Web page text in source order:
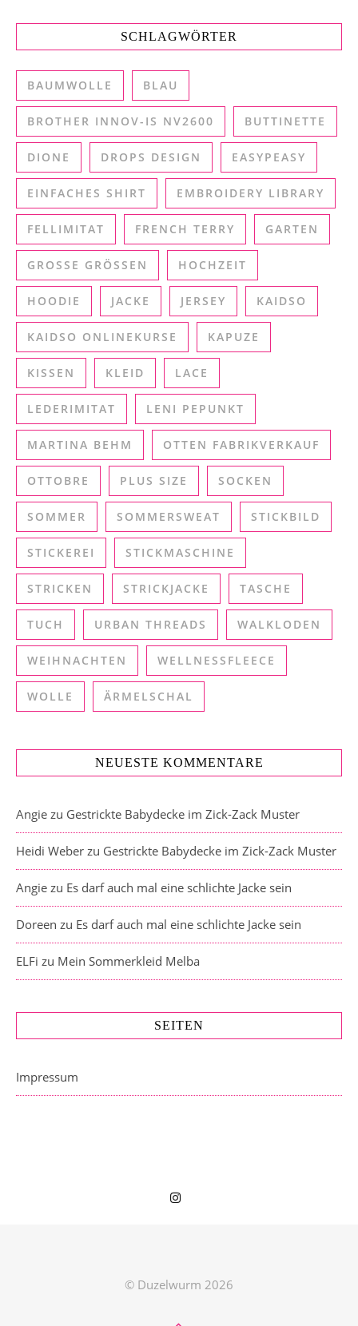
SCHLAGWÖRTER
BAUMWOLLE BLAU
BROTHER INNOV-IS NV2600 BUTTINETTE
DIONE DROPS DESIGN EASYPEASY
EINFACHES SHIRT EMBROIDERY LIBRARY
FELLIMITAT FRENCH TERRY GARTEN
GROSSE GRÖSSEN HOCHZEIT
HOODIE JACKE JERSEY KAIDSO
KAIDSO ONLINEKURSE KAPUZE
KISSEN KLEID LACE
LEDERIMITAT LENI PEPUNKT
MARTINA BEHM OTTEN FABRIKVERKAUF
OTTOBRE PLUS SIZE SOCKEN
SOMMER SOMMERSWEAT STICKBILD
STICKEREI STICKMASCHINE
STRICKEN STRICKJACKE TASCHE
TUCH URBAN THREADS WALKLODEN
WEIHNACHTEN WELLNESSFLEECE
WOLLE ÄRMELSCHAL
NEUESTE KOMMENTARE
Angie zu Gestrickte Babydecke im Zick-Zack Muster
Heidi Weber zu Gestrickte Babydecke im Zick-Zack Muster
Angie zu Es darf auch mal eine schlichte Jacke sein
Doreen zu Es darf auch mal eine schlichte Jacke sein
ELFi zu Mein Sommerkleid Melba
SEITEN
Impressum
© Duzelwurm 2026